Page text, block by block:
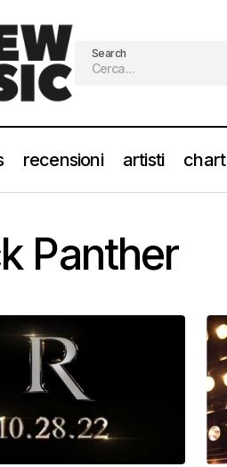
Search
recensioni artisti chart
Panther